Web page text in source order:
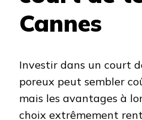
Cannes
Investir dans un court
poreux peut sembler
mais les avantages à
choix extrêmement